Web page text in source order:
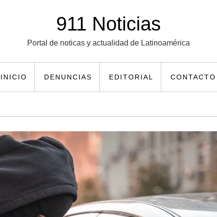
911 Noticias
Portal de noticas y actualidad de Latinoamérica
INICIO DENUNCIAS EDITORIAL CONTACTO